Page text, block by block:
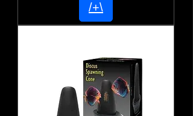
/+\